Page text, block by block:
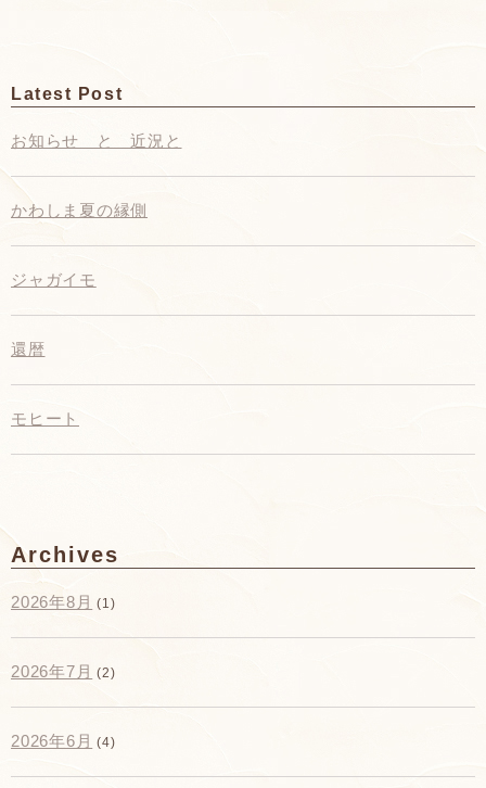
Latest Post
お知らせ と 近況と
かわしま夏の縁側
ジャガイモ
還暦
モヒート
Archives
2026年8月 (1)
2026年7月 (2)
2026年6月 (4)